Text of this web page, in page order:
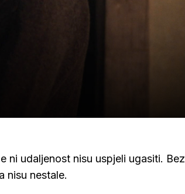
ni udaljenost nisu uspjeli ugasiti. Bez
nisu nestale.